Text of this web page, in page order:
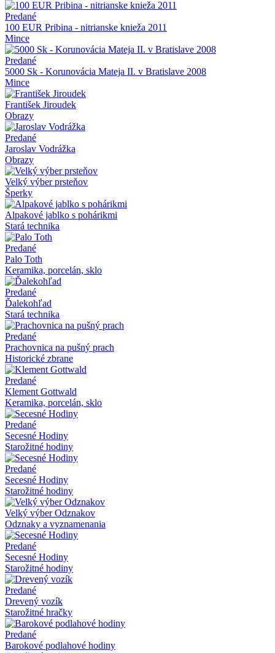
Predané
100 EUR Pribina - nitrianske knieža 2011
Mince
Predané
5000 Sk - Korunovácia Mateja II. v Bratislave 2008
Mince
František Jiroudek
Obrazy
Predané
Jaroslav Vodrážka
Obrazy
Velký výber prsteňov
Šperky
Alpakové jablko s pohárikmi
Stará technika
Predané
Palo Toth
Keramika, porcelán, sklo
Predané
Ďalekohľad
Stará technika
Predané
Prachovnica na pušný prach
Historické zbrane
Predané
Klement Gottwald
Keramika, porcelán, sklo
Predané
Secesné Hodiny
Starožitné hodiny
Predané
Secesné Hodiny
Starožitné hodiny
Velký výber Odznakov
Odznaky a vyznamenania
Predané
Secesné Hodiny
Starožitné hodiny
Predané
Drevený vozík
Starožitné hračky
Predané
Barokové podlahové hodiny